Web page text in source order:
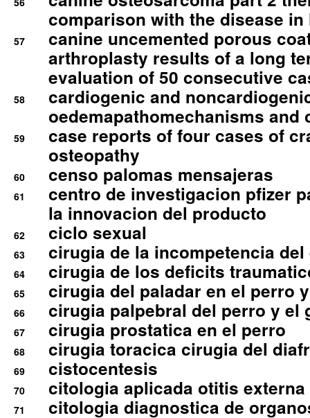
comparison with the disease in
57
canine uncemented porous
arthroplasty results of a long
evaluation of 50 consecutive
58
cardiogenic and
oedemapathomechanisms and
59
case reports of four cases of
osteopathy
60 censo palomas mensajeras
61
centro de investigacion pfizer
la innovacion del producto
62 ciclo sexual
63 cirugia de la incompetencia
64 cirugia de los deficits
65 cirugia del paladar en el perro
66 cirugia palpebral del perro y el
67 cirugia prostatica en el perro
68 cirugia toracica cirugia del
69 cistocentesis
70 citologia aplicada otitis externa
71
citologia diagnostica de